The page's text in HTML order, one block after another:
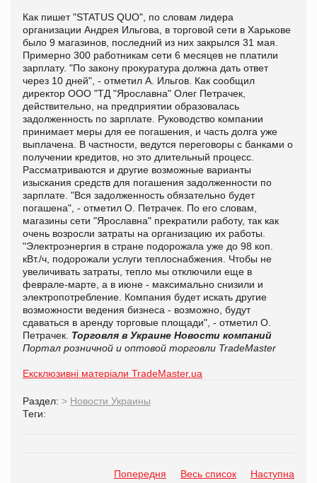
Как пишет"STATUS QUO", по словам лидера
организации Андрея Ильгова, в торговой сети в Харькове
было 9 магазинов, последний из них закрылся 31 мая.
Примерно 300 работникам сети 6 месяцев не платили
зарплату. "По закону прокуратура должна дать ответ
через 10 дней", - отметил А. Ильгов. Как сообщил
директор ООО "ТД "Ярославна" Олег Петрачек,
действительно, на предприятии образовалась
задолженность по зарплате. Руководство компании
принимает меры для ее погашения, и часть долга уже
выплачена. В частности, ведутся переговоры с банками о
получении кредитов, но это длительный процесс.
Рассматриваются и другие возможные варианты
изыскания средств для погашения задолженности по
зарплате. "Вся задолженность обязательно будет
погашена", - отметил О. Петрачек. По его словам,
магазины сети "Ярославна" прекратили работу, так как
очень возросли затраты на организацию их работы.
"Электроэнергия в стране подорожала уже до 98 коп.
кВт./ч, подорожали услуги теплоснабжения. Чтобы не
увеличивать затраты, тепло мы отключили еще в
феврале-марте, а в июне - максимально снизили и
электропотребление. Компания будет искать другие
возможности ведения бизнеса - возможно, будут
сдаваться в аренду торговые площади", - отметил О.
Петрачек. Торговля в Украине Новости компаний
Портал розничной и оптовой торговли TradeMaster
Ексклюзивні матеріали TradeMaster.ua
Раздел: > Новости Украины
Теги:
Попередня Весь список Наступна